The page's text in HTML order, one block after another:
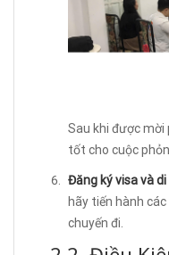
Sau khi được mời
tốt cho cuộc
Đăng ký visa và di
hãy tiến hành
chuyến đi.